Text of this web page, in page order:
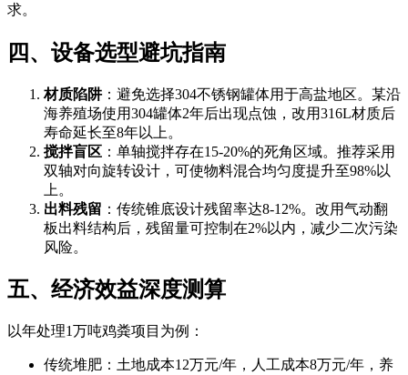
求。
四、设备选型避坑指南
材质陷阱：避免选择304不锈钢罐体用于高盐地区。某沿
海养殖场使用304罐体2年后出现点蚀，改用316L材质后
寿命延长至8年以上。
搅拌盲区 ：单轴搅拌存在15-20%的死角区域。推荐采用
双轴对向旋转设计，可使物料混合均匀度提升至98%以
上。
出料残留 ：传统锥底设计残留率达8-12%。改用气动翻
板出料结构后，残留量可控制在2%以内，减少二次污染
风险。
五、经济效益深度测算
以年处理1万吨鸡粪项目为例：
传统堆肥：土地成本12万元/年，人工成本8万元/年，养